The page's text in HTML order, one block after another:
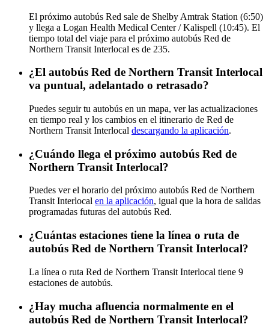
El próximo autobús Red sale de Shelby Amtrak Station (6:50)
y llega a Logan Health Medical Center / Kalispell (10:45). El
tiempo total del viaje para el próximo autobús Red de
Northern Transit Interlocal es de 235.
¿El autobús Red de Northern Transit Interlocal
va puntual, adelantado o retrasado?
Puedes seguir tu autobús en un mapa, ver las actualizaciones
en tiempo real y los cambios en el itinerario de Red de
Northern Transit Interlocal descargando la aplicación.
¿Cuándo llega el próximo autobús Red de
Northern Transit Interlocal?
Puedes ver el horario del próximo autobús Red de Northern
Transit Interlocal en la aplicación, igual que la hora de salidas
programadas futuras del autobús Red.
¿Cuántas estaciones tiene la línea o ruta de
autobús Red de Northern Transit Interlocal?
La línea o ruta Red de Northern Transit Interlocal tiene 9
estaciones de autobús.
¿Hay mucha afluencia normalmente en el
autobús Red de Northern Transit Interlocal?